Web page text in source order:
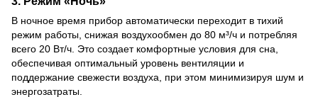
В ночное время прибор автоматически переходит в тихий
режим работы, снижая воздухообмен до 80 м³/ч и потребляя
всего 20 Вт/ч. Это создает комфортные условия для сна,
обеспечивая оптимальный уровень вентиляции и
поддержание свежести воздуха, при этом минимизируя шум и
энергозатраты.